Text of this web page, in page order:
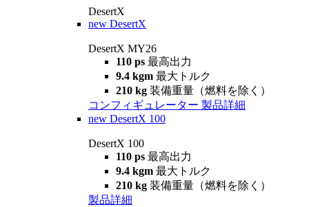
DesertX
new DesertX
DesertX MY26
110 ps 最高出力
9.4 kgm 最大トルク
210 kg 装備重量（燃料を除く）
コンフィギュレーター 製品詳細
new DesertX 100
DesertX 100
110 ps 最高出力
9.4 kgm 最大トルク
210 kg 装備重量（燃料を除く）
製品詳細